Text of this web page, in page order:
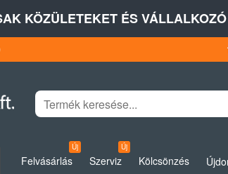
KÖZÜLETEKET ÉS
Felvásárlás
Új
Szerviz
Új
Kölcsönzés